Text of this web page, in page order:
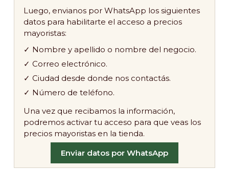
Luego, envianos por WhatsApp los siguientes
datos para habilitarte el acceso a precios
mayoristas:
✓ Nombre y apellido o nombre del negocio.
✓ Correo electrónico.
✓ Ciudad desde donde nos contactás.
✓ Número de teléfono.
Una vez que recibamos la información,
podremos activar tu acceso para que veas los
precios mayoristas en la tienda.
Enviar datos por WhatsApp